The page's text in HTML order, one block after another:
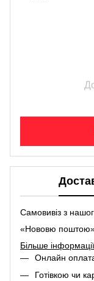
Самовивіз з
«Нововю поштою»
Більше
Онлайн
Готівкою чи